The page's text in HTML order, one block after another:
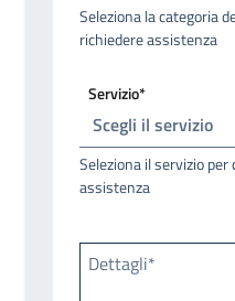
Seleziona la categoria
richiedere assistenza
Servizio*
Seleziona il servizio per
assistenza
Dettagli*